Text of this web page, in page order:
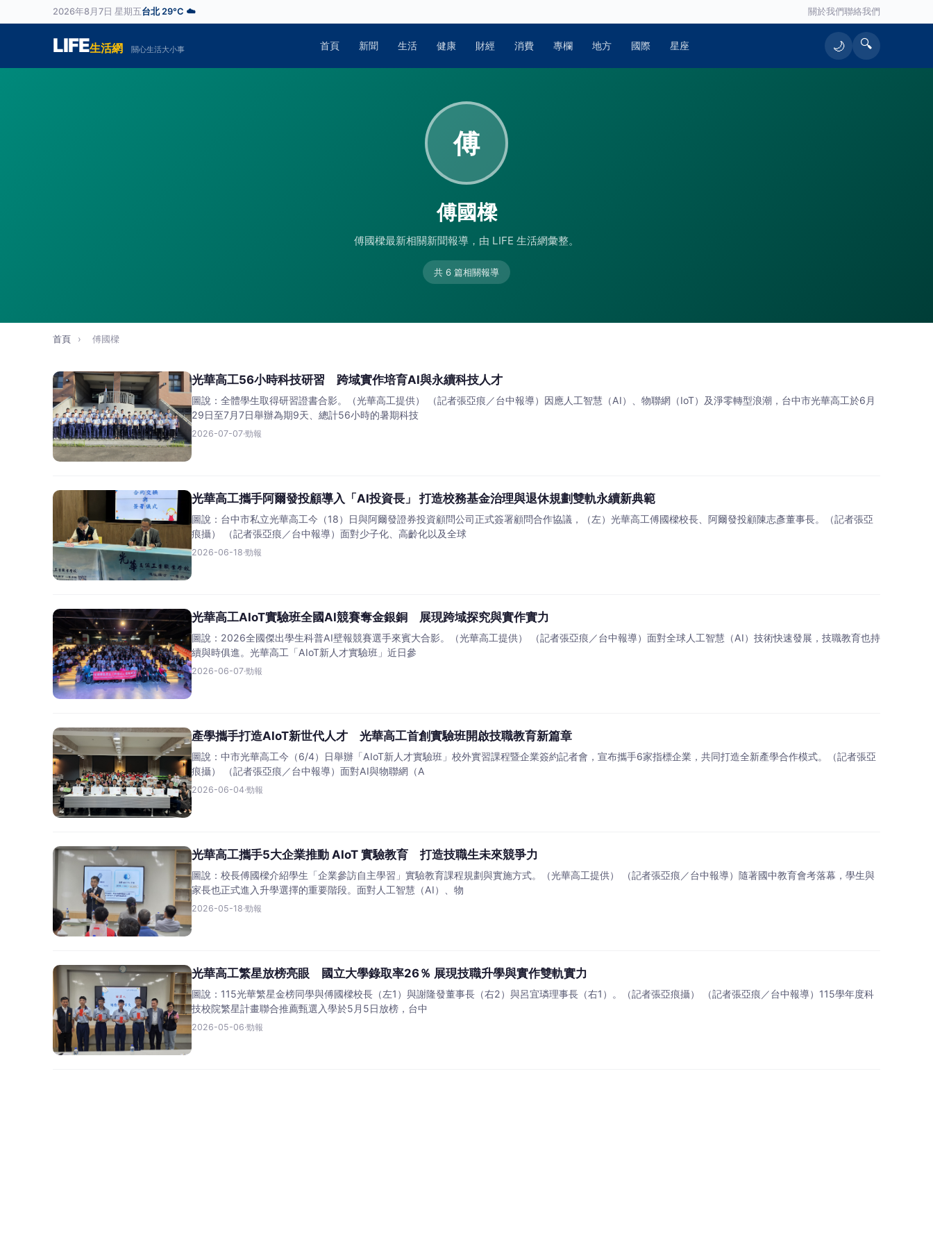
2026年8月7日 星期五台北 29°C ☁️ 關於我們聯絡我們
LIFE生活網 關心生活大小事 首頁 新聞 生活 健康 財經 消費 專欄 地方 國際 星座 🌙 🔍
傅
傅國樑
傅國樑最新相關新聞報導，由 LIFE 生活網彙整。
共 6 篇相關報導
首頁 › 傅國樑
光華高工56小時科技研習 跨域實作培育AI與永續科技人才
圖說：全體學生取得研習證書合影。（光華高工提供） （記者張亞痕／台中報導）因應人工智慧（AI）、物聯網（IoT）及淨零轉型浪潮，台中市光華高工於6月
29日至7月7日舉辦為期9天、總計56小時的暑期科技
2026-07-07·勁報
光華高工攜手阿爾發投顧導入「AI投資長」 打造校務基金治理與退休規劃雙軌永續新典範
圖說：台中市私立光華高工今（18）日與阿爾發證券投資顧問公司正式簽署顧問合作協議，（左）光華高工傅國樑校長、阿爾發投顧陳志彥董事長。（記者張亞
痕攝） （記者張亞痕／台中報導）面對少子化、高齡化以及全球
2026-06-18·勁報
光華高工AIoT實驗班全國AI競賽奪金銀銅 展現跨域探究與實作實力
圖說：2026全國傑出學生科普AI壁報競賽選手來賓大合影。（光華高工提供） （記者張亞痕／台中報導）面對全球人工智慧（AI）技術快速發展，技職教育也持
續與時俱進。光華高工「AIoT新人才實驗班」近日參
2026-06-07·勁報
產學攜手打造AIoT新世代人才 光華高工首創實驗班開啟技職教育新篇章
圖說：中市光華高工今（6/4）日舉辦「AIoT新人才實驗班」校外實習課程暨企業簽約記者會，宣布攜手6家指標企業，共同打造全新產學合作模式。（記者張亞
痕攝） （記者張亞痕／台中報導）面對AI與物聯網（A
2026-06-04·勁報
光華高工攜手5大企業推動 AIoT 實驗教育 打造技職生未來競爭力
圖說：校長傅國樑介紹學生「企業參訪自主學習」實驗教育課程規劃與實施方式。（光華高工提供） （記者張亞痕／台中報導）隨著國中教育會考落幕，學生與
家長也正式進入升學選擇的重要階段。面對人工智慧（AI）、物
2026-05-18·勁報
光華高工繁星放榜亮眼 國立大學錄取率26％ 展現技職升學與實作雙軌實力
圖說：115光華繁星金榜同學與傅國樑校長（左1）與謝隆發董事長（右2）與呂宜璘理事長（右1）。（記者張亞痕攝） （記者張亞痕／台中報導）115學年度科
技校院繁星計畫聯合推薦甄選入學於5月5日放榜，台中
2026-05-06·勁報